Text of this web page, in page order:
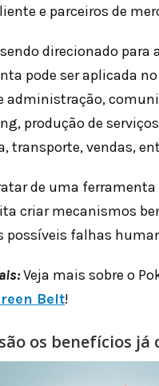
e parceiros de
direcionado para
pode ser aplicada
administração,
produção de
transporte, vendas,
de uma
criar mecanismos
possíveis falhas
Veja mais sobre o
Belt!
os benefícios já